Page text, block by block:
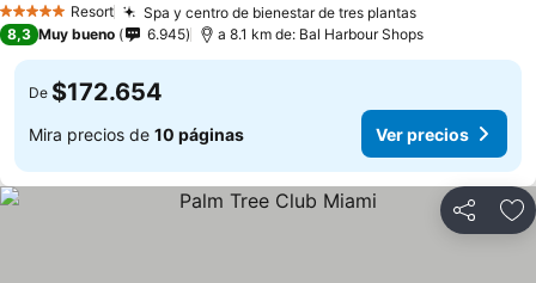
5 Estrellas Resort Spa y centro de bienestar de tres plantas
8,3 Muy bueno 6.945 a 8.1 km de: Bal Harbour Shops
De $172.654
Mira precios de 10 páginas Ver precios
Compartir